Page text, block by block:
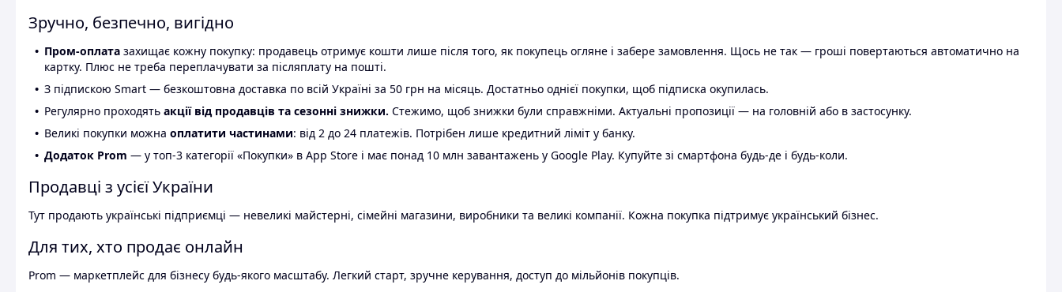
Зручно, безпечно, вигідно
Пром-оплата захищає кожну покупку: продавець отримує кошти лише після того, як покупець огляне і забере замовлення. Щось не так — гроші повертаються автоматично на
картку. Плюс не треба переплачувати за післяплату на пошті.
З підпискою Smart — безкоштовна доставка по всій Україні за 50 грн на місяць. Достатньо однієї покупки, щоб підписка окупилась.
Регулярно проходять акції від продавців та сезонні знижки. Стежимо, щоб знижки були справжніми. Актуальні пропозиції — на головній або в застосунку.
Великі покупки можна оплатити частинами: від 2 до 24 платежів. Потрібен лише кредитний ліміт у банку.
Додаток Prom — у топ-3 категорії «Покупки» в App Store і має понад 10 млн завантажень у Google Play. Купуйте зі смартфона будь-де і будь-коли.
Продавці з усієї України
Тут продають українські підприємці — невеликі майстерні, сімейні магазини, виробники та великі компанії. Кожна покупка підтримує український бізнес.
Для тих, хто продає онлайн
Prom — маркетплейс для бізнесу будь-якого масштабу. Легкий старт, зручне керування, доступ до мільйонів покупців.